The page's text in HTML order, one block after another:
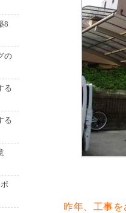
8
の
る
る
昨年、工事